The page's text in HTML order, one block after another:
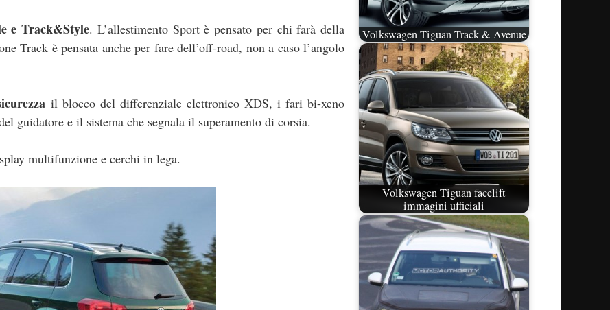
e Track&Style. L’allestimento Sport è pensato per chi farà della
Track è pensata anche per fare dell’off-road, non a caso l’angolo
il blocco del differenziale elettronico XDS, i fari bi-xeno
guidatore e il sistema che segnala il superamento di corsia.
multifunzione e cerchi in lega.
Volkswagen Tiguan Track & Avenue
Volkswagen Tiguan facelift
immagini ufficiali